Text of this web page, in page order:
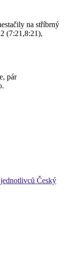
na stříbrný
(7:21,8:21),
pár
Český